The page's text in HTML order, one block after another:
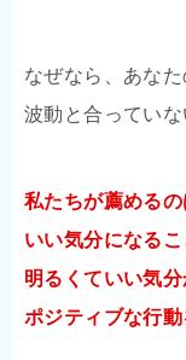
なぜなら、あな
波動と合っていな
私たちが薦める
いい気分になるこ
明るくていい気
ポジティブな行動